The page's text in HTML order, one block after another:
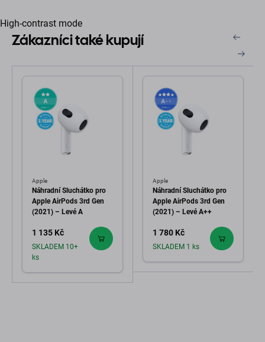
High-contrast mode
Zákazníci také kupují
Apple
Náhradní Sluchátko pro
Apple AirPods 3rd Gen
(2021) – Levé A
1 135 Kč
SKLADEM 10+
ks
Apple
Náhradní Sluchátko pro
Apple AirPods 3rd Gen
(2021) – Levé A++
1 780 Kč
SKLADEM 1 ks